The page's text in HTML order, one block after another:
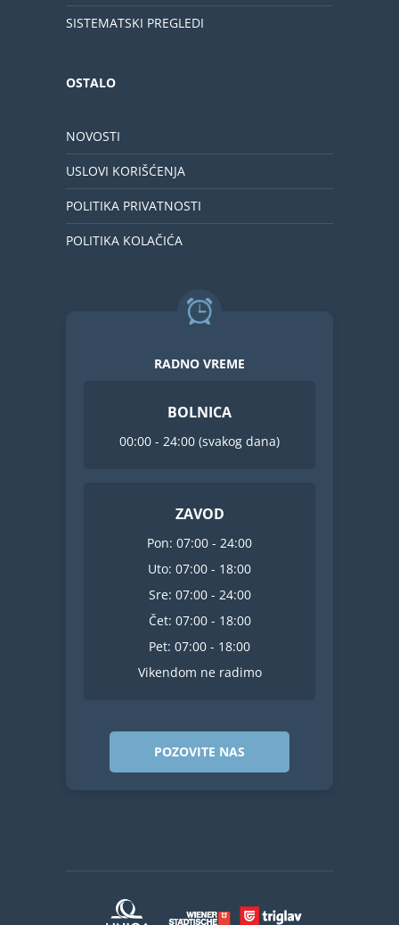
SISTEMATSKI PREGLEDI
OSTALO
NOVOSTI
USLOVI KORIŠĆENJA
POLITIKA PRIVATNOSTI
POLITIKA KOLAČIĆA
RADNO VREME
BOLNICA
00:00 - 24:00 (svakog dana)
ZAVOD
Pon: 07:00 - 24:00
Uto: 07:00 - 18:00
Sre: 07:00 - 24:00
Čet: 07:00 - 18:00
Pet: 07:00 - 18:00
Vikendom ne radimo
POZOVITE NAS